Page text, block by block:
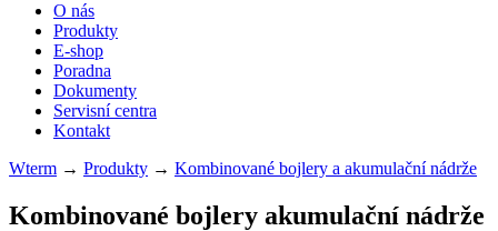
O nás
Produkty
E-shop
Poradna
Dokumenty
Servisní centra
Kontakt
Wterm → Produkty → Kombinované bojlery a akumulační nádrže
Kombinované bojlery akumulační nádrže